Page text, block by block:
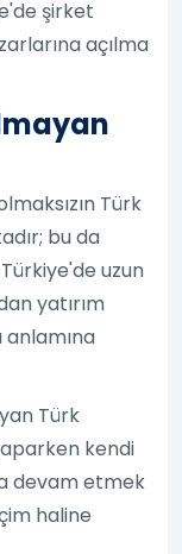
şirket
açılma
Türk
bu da
uzun
yatırım
Türk
kendi
devam etmek
haline